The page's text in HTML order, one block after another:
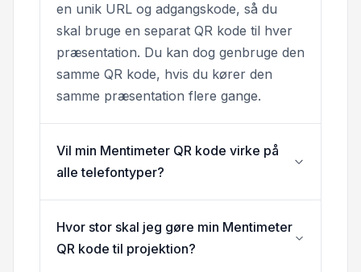
en unik URL og adgangskode, så du
skal bruge en separat QR kode til hver
præsentation. Du kan dog genbruge den
samme QR kode, hvis du kører den
samme præsentation flere gange.
Vil min Mentimeter QR kode virke på
alle telefontyper?
Hvor stor skal jeg gøre min Mentimeter
QR kode til projektion?